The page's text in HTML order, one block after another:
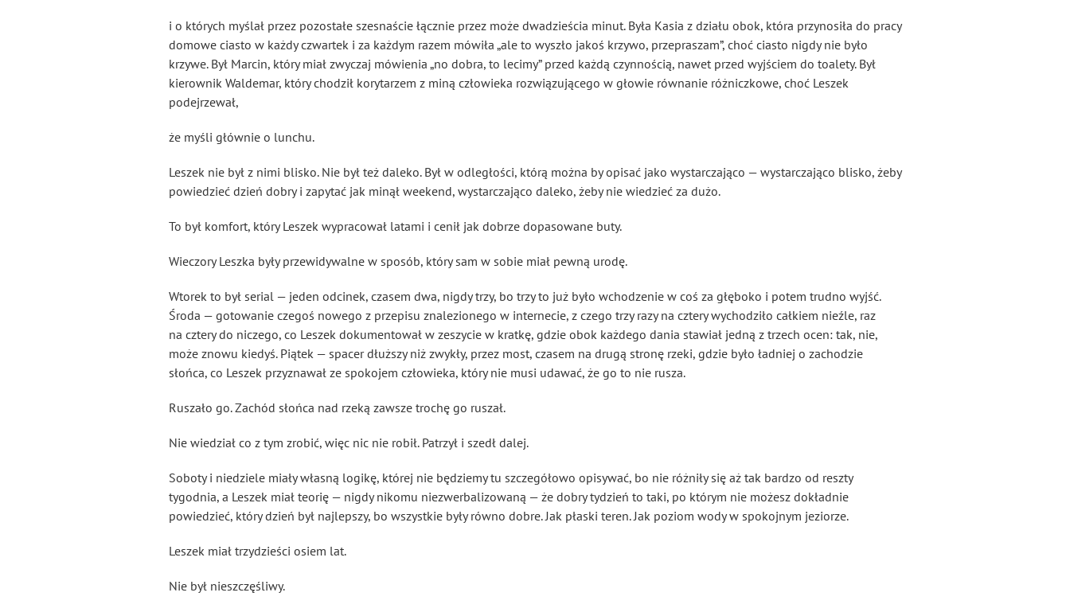
i o których myślał przez pozostałe szesnaście łącznie przez może dwadzieścia minut. Była Kasia z działu obok, która przynosiła do pracy
domowe ciasto w każdy czwartek i za każdym razem mówiła „ale to wyszło jakoś krzywo, przepraszam”, choć ciasto nigdy nie było
krzywe. Był Marcin, który miał zwyczaj mówienia „no dobra, to lecimy” przed każdą czynnością, nawet przed wyjściem do toalety. Był
kierownik Waldemar, który chodził korytarzem z miną człowieka rozwiązującego w głowie równanie różniczkowe, choć Leszek
podejrzewał,
że myśli głównie o lunchu.
Leszek nie był z nimi blisko. Nie był też daleko. Był w odległości, którą można by opisać jako wystarczająco — wystarczająco blisko, żeby
powiedzieć dzień dobry i zapytać jak minął weekend, wystarczająco daleko, żeby nie wiedzieć za dużo.
To był komfort, który Leszek wypracował latami i cenił jak dobrze dopasowane buty.
Wieczory Leszka były przewidywalne w sposób, który sam w sobie miał pewną urodę.
Wtorek to był serial — jeden odcinek, czasem dwa, nigdy trzy, bo trzy to już było wchodzenie w coś za głęboko i potem trudno wyjść.
Środa — gotowanie czegoś nowego z przepisu znalezionego w internecie, z czego trzy razy na cztery wychodziło całkiem nieźle, raz
na cztery do niczego, co Leszek dokumentował w zeszycie w kratkę, gdzie obok każdego dania stawiał jedną z trzech ocen: tak, nie,
może znowu kiedyś. Piątek — spacer dłuższy niż zwykły, przez most, czasem na drugą stronę rzeki, gdzie było ładniej o zachodzie
słońca, co Leszek przyznawał ze spokojem człowieka, który nie musi udawać, że go to nie rusza.
Ruszało go. Zachód słońca nad rzeką zawsze trochę go ruszał.
Nie wiedział co z tym zrobić, więc nic nie robił. Patrzył i szedł dalej.
Soboty i niedziele miały własną logikę, której nie będziemy tu szczegółowo opisywać, bo nie różniły się aż tak bardzo od reszty
tygodnia, a Leszek miał teorię — nigdy nikomu niezwerbalizowaną — że dobry tydzień to taki, po którym nie możesz dokładnie
powiedzieć, który dzień był najlepszy, bo wszystkie były równo dobre. Jak płaski teren. Jak poziom wody w spokojnym jeziorze.
Leszek miał trzydzieści osiem lat.
Nie był nieszczęśliwy.